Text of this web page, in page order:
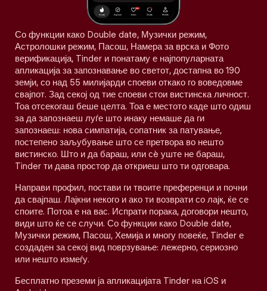
Со функции како Double date, Музички режим,
Астролошки режим, Пасош, Намера за врска и Фото
верификација, Tinder и понатаму е најпопуларната
апликација за запознавање во светот, достапна во 190
земји, со над 55 милијарди споеви откако го воведовме
свајпот. Зад секој од тие споеви стои вистинска личност.
Тоа отсекогаш беше целта. Тоа е местото каде што одиш
за да запознаеш луѓе што инаку немаше да ги
запознаеш: нова симпатија, сопатник за патување,
постепено заљубување што се претвора во нешто
вистинско. Што и да бараш, или сè уште не бараш,
Tinder ти дава простор да откриеш што ти одговара.
Направи профил, постави ги твоите преференци и почни
да свајпаш. Лајкни некого и ако ти возврати со лајк, ќе се
споите. Потоа е на вас. Испрати порака, договори нешто,
види што ќе се случи. Со функции како Double date,
Музички режим, Пасош, Хемија и многу повеќе, Tinder е
создаден за секој вид поврзување: лежерно, сериозно
или нешто измеѓу.
Бесплатно преземи ја апликацијата Tinder на iOS и